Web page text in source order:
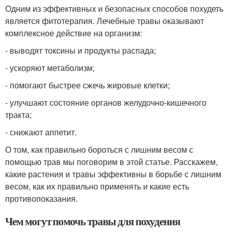
Одним из эффективных и безопасных способов похудеть
является фитотерапия. Лечебные травы оказывают
комплексное действие на организм:
- выводят токсины и продукты распада;
- ускоряют метаболизм;
- помогают быстрее сжечь жировые клетки;
- улучшают состояние органов желудочно-кишечного
тракта;
- снижают аппетит.
О том, как правильно бороться с лишним весом с
помощью трав мы поговорим в этой статье. Расскажем,
какие растения и травы эффективны в борьбе с лишним
весом, как их правильно применять и какие есть
противопоказания.
Чем могут помочь травы для похудения